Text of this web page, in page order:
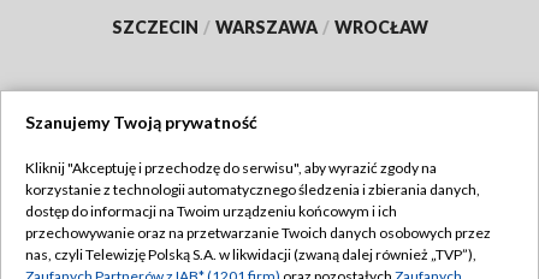
SZCZECIN / WARSZAWA / WROCŁAW
TVP
Abonament TVP
Emisja w TVP
Regulamin TVP
Szanujemy Twoją prywatność
Kliknij "Akceptuję i przechodzę do serwisu", aby wyrazić zgody na
korzystanie z technologii automatycznego śledzenia i zbierania danych,
dostęp do informacji na Twoim urządzeniu końcowym i ich
przechowywanie oraz na przetwarzanie Twoich danych osobowych przez
nas, czyli Telewizję Polską S.A. w likwidacji (zwaną dalej również „TVP”),